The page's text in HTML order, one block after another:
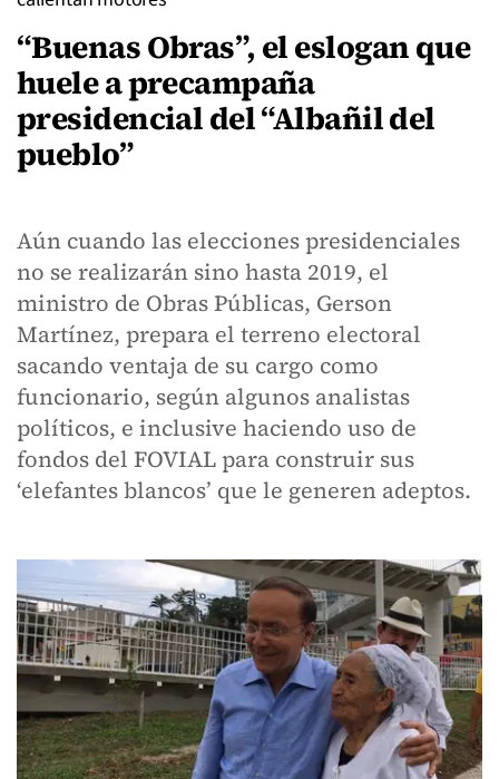
“Buenas Obras”, el eslogan que
huele a precampaña
presidencial del “Albañil del
pueblo”
Aún cuando las elecciones presidenciales
no se realizarán sino hasta 2019, el
ministro de Obras Públicas, Gerson
Martínez, prepara el terreno electoral
sacando ventaja de su cargo como
funcionario, según algunos analistas
políticos, e inclusive haciendo uso de
fondos del FOVIAL para construir sus
‘elefantes blancos’ que le generen adeptos.